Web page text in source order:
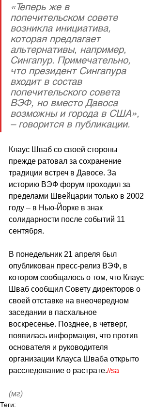
«Теперь же в
попечительском совете
возникла инициатива,
которая предлагает
альтернативы, например,
Сингапур. Примечательно,
что президент Сингапура
входит в состав
попечительского совета
ВЭФ, но вместо Давоса
возможны и города в США»,
– говорится в публикации.
Клаус Шваб со своей стороны
прежде ратовал за сохранение
традиции встреч в Давосе. За
историю ВЭФ форум проходил за
пределами Швейцарии только в 2002
году – в Нью-Йорке в знак
солидарности после событий 11
сентября.
В понедельник 21 апреля был
опубликован пресс-релиз ВЭФ, в
котором сообщалось о том, что Клаус
Шваб сообщил Совету директоров о
своей отставке на внеочередном
заседании в пасхальное
воскресенье. Позднее, в четверг,
появилась информация, что против
основателя и руководителя
организации Клауса Шваба открыто
расследование о растрате.//sa
(мг)
Теги: